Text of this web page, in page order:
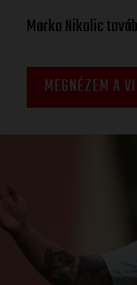
Marko Nikolic
MEGNÉZEM A